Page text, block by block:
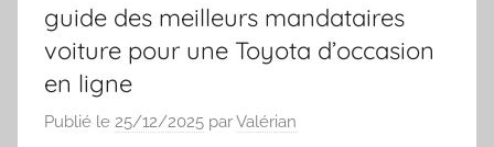
guide des meilleurs mandataires
voiture pour une Toyota d’occasion
en ligne
Publié le 25/12/2025 parValérian